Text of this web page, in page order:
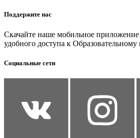
Поддержите нас
Скачайте наше мобильное приложение
удобного доступа к Образовательному
Социальные сети